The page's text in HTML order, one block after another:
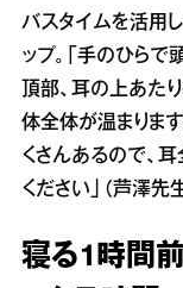
バスタイムを活用
ップ。「手のひら
頂部、耳の上あた
体全体が温まりま
くさんあるので、
ください」（芦澤先生
寝る1時間前